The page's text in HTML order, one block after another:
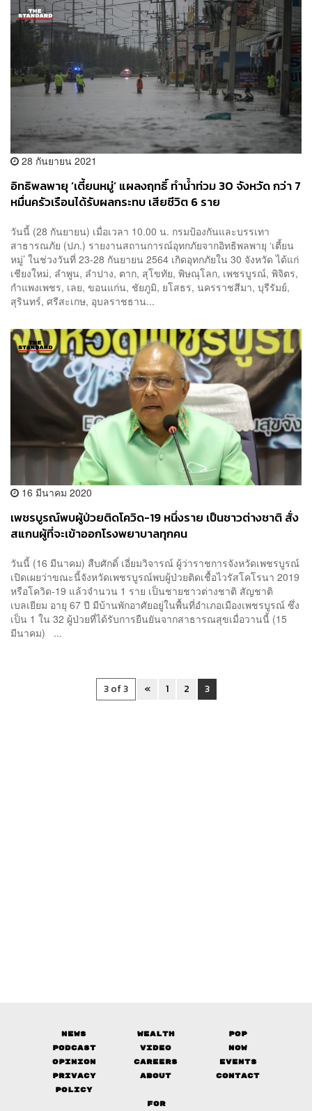
28 กันยายน 2021
อิทธิพลพายุ ‘เตี้ยนหมู่’ แผลงฤทธิ์ ทำน้ำท่วม 30 จังหวัด กว่า 7
หมื่นครัวเรือนได้รับผลกระทบ เสียชีวิต 6 ราย
วันนี้ (28 กันยายน) เมื่อเวลา 10.00 น. กรมป้องกันและบรรเทา
สาธารณภัย (ปภ.) รายงานสถานการณ์อุทกภัยจากอิทธิพลพายุ ‘เตี้ยน
หมู่’ ในช่วงวันที่ 23-28 กันยายน 2564 เกิดอุทกภัยใน 30 จังหวัด ได้แก่
เชียงใหม่, ลำพูน, ลำปาง, ตาก, สุโขทัย, พิษณุโลก, เพชรบูรณ์, พิจิตร,
กำแพงเพชร, เลย, ขอนแก่น, ชัยภูมิ, ยโสธร, นครราชสีมา, บุรีรัมย์,
สุรินทร์, ศรีสะเกษ, อุบลราชธาน...
16 มีนาคม 2020
เพชรบูรณ์พบผู้ป่วยติดโควิด-19 หนึ่งราย เป็นชาวต่างชาติ สั่ง
สแกนผู้ที่จะเข้าออกโรงพยาบาลทุกคน
วันนี้ (16 มีนาคม) สืบศักดิ์ เอี่ยมวิจารณ์ ผู้ว่าราชการจังหวัดเพชรบูรณ์
เปิดเผยว่าขณะนี้จังหวัดเพชรบูรณ์พบผู้ป่วยติดเชื้อไวรัสโคโรนา 2019
หรือโควิด-19 แล้วจำนวน 1 ราย เป็นชายชาวต่างชาติ สัญชาติ
เบลเยียม อายุ 67 ปี มีบ้านพักอาศัยอยู่ในพื้นที่อำเภอเมืองเพชรบูรณ์ ซึ่ง
เป็น 1 ใน 32 ผู้ป่วยที่ได้รับการยืนยันจากสาธารณสุขเมื่อวานนี้ (15
มีนาคม) ...
3 of 3 « 1 2 3
News Wealth
Pop
Podcast
Video
Now
Opinion
Careers
Events
Privacy
Policy
About Contact
FOR